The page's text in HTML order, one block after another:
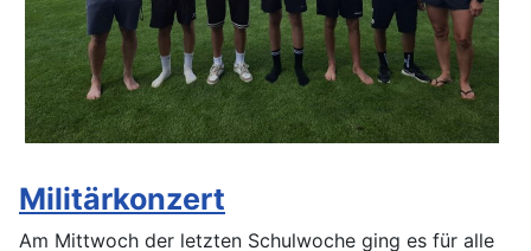
Militärkonzert
Am Mittwoch der letzten Schulwoche ging es für alle